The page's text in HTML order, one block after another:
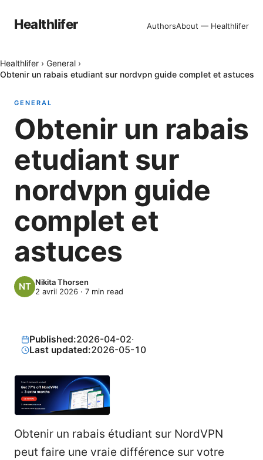
Healthlifer AuthorsAbout — Healthlifer
Healthlifer › General ›
Obtenir un rabais etudiant sur nordvpn guide complet et astuces
GENERAL
Obtenir un rabais
etudiant sur
nordvpn guide
complet et
astuces
Nikita Thorsen
2 avril 2026 · 7 min read
Published:2026-04-02·
Last updated:2026-05-10
Obtenir un rabais étudiant sur NordVPN
peut faire une vraie différence sur votre